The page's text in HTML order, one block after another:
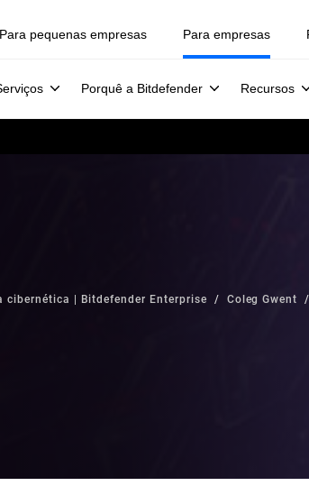
Para pequenas empresas Para empresas
Porquê a Bitdefender Recursos
cibernética | Bitdefender Enterprise Coleg Gwent